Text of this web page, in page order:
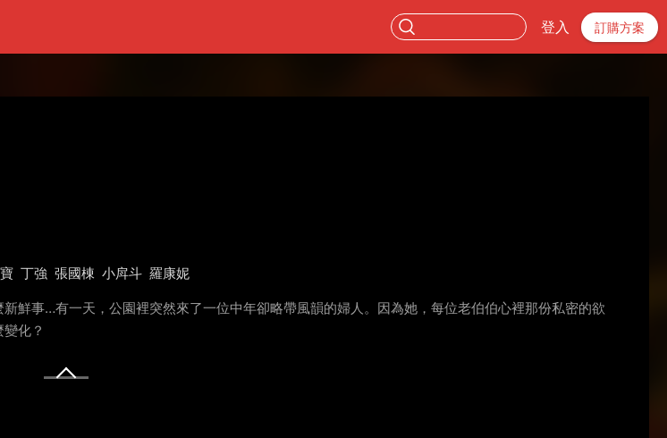
登入 訂購方案
丁強 張國棟 小戽斗 羅康妮
鮮事…有一天，公園裡突然來了一位中年卻略帶風韻的婦人。因為她，每位老伯伯心裡那份私密的欲
化？